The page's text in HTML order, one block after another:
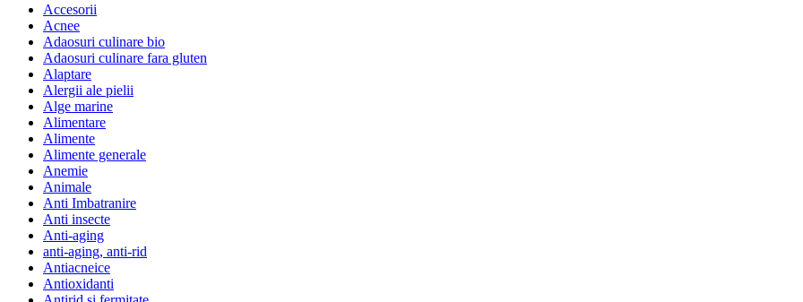
Accesorii
Acnee
Adaosuri culinare bio
Adaosuri culinare fara gluten
Alaptare
Alergii ale pielii
Alge marine
Alimentare
Alimente
Alimente generale
Anemie
Animale
Anti Imbatranire
Anti insecte
Anti-aging
anti-aging, anti-rid
Antiacneice
Antioxidanti